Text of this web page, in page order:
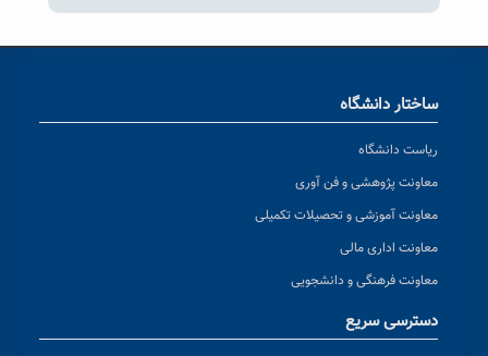
ساختار دانشگاه
ریاست دانشگاه
معاونت پژوهشی و فن آوری
معاونت آموزشی و تحصیلات تکمیلی
معاونت اداری مالی
معاونت فرهنگی و دانشجویی
دسترسی سریع